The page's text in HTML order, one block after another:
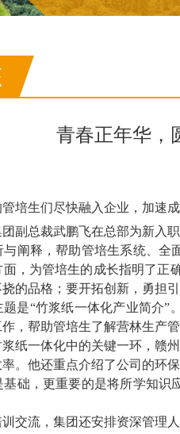
青春正年华，
培生们尽快融入企业，加速
团副总裁武鹏飞在总部为新入
阐释，帮助管培生系统、
，为管培生的成长指明了正
的品格；要开拓创新，勇担
题是“竹浆纸一体化产业简介
，帮助管培生了解营林生产
一体化中的关键一环，赣州
。他还重点介绍了公司的环
础，更重要的是将所学知
流，集团还安排资深管理人